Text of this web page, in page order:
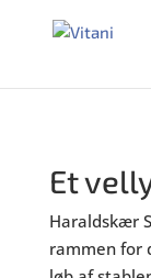
Et
Haraldskær
rammen for